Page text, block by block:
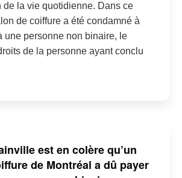
de la vie quotidienne. Dans ce
de coiffure a été condamné à
une personne non binaire, le
de la personne ayant conclu
est en colère qu’un
de Montréal a dû payer